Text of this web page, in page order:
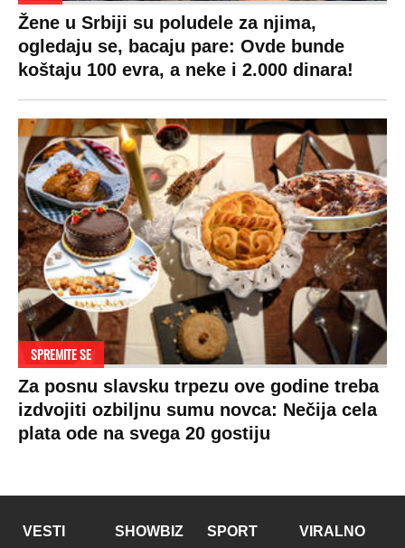
Žene u Srbiji su poludele za njima,
ogledaju se, bacaju pare: Ovde bunde
koštaju 100 evra, a neke i 2.000 dinara!
SPREMITE SE
Za posnu slavsku trpezu ove godine treba
izdvojiti ozbiljnu sumu novca: Nečija cela
plata ode na svega 20 gostiju
VESTI SHOWBIZ SPORT VIRALNO